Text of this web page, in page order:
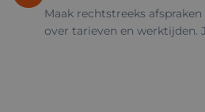
Maak rechtstreeks
over tarieven en werktijden.